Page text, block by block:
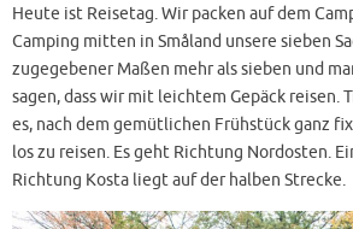
Heute ist Reisetag. Wir packen auf dem
Camping mitten in Småland unsere sieben
zugegebener Maßen mehr als sieben und
sagen, dass wir mit leichtem Gepäck reisen.
es, nach dem gemütlichen Frühstück ganz
los zu reisen. Es geht Richtung Nordosten.
Richtung Kosta liegt auf der halben Strecke.